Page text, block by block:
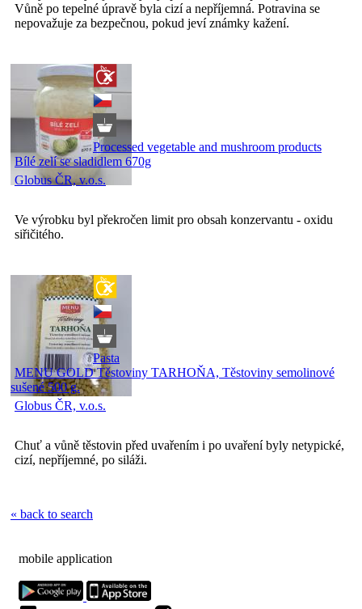
Vůně po tepelné úpravě byla cizí a nepříjemná. Potravina se
nepovažuje za bezpečnou, pokud jeví známky kažení.
Processed vegetable and mushroom products
Bílé zelí se sladidlem 670g
Globus ČR, v.o.s.
Ve výrobku byl překročen limit pro obsah konzervantu - oxidu
siřičitého.
Pasta
MENU GOLD Těstoviny TARHOŇA, Těstoviny semolinové
sušené 500 g.
Globus ČR, v.o.s.
Chuť a vůně těstovin před uvařením i po uvaření byly netypické,
cizí, nepříjemné, po siláži.
« back to search
mobile application